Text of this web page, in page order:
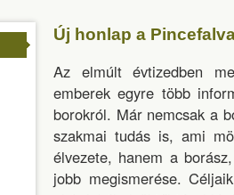
Új honlap a
Az elmúlt évtizedben
emberek egyre több
borokról. Már nemcsak a
szakmai tudás is, ami
élvezete, hanem a
jobb megismerése.